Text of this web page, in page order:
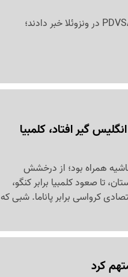
رسانه‌ها از انفجار در یک دکل نفتی متعلق به شرکت دولتی PDVSA در ونزوئلا خبر دادند؛
گیر افتاد، کلمبیا
حساس و پرحاشیه همراه بود؛ از درخشش
تا صعود کلمبیا برابر کنگو،
کرواسی برابر پاناما. شبی که
کرد